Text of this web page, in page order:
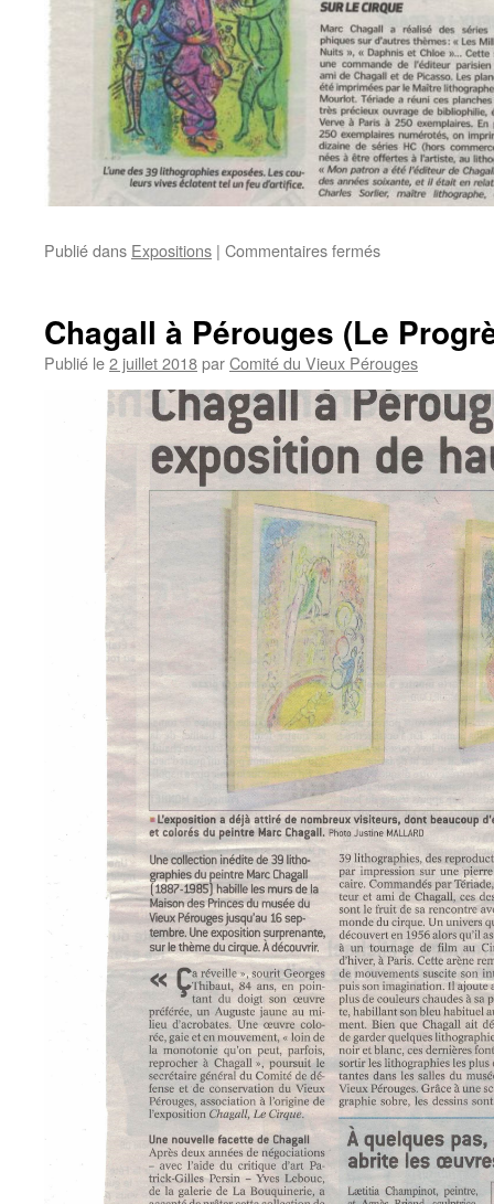
Publié dans Expositions | Commentaires ferméssur
cirque
Chagall à Pérouges (Le
Publié le2 juillet 2018parComité du Vieux Pérouges